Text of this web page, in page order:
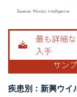
画像 © Mordor
疾患別：新興ウイ